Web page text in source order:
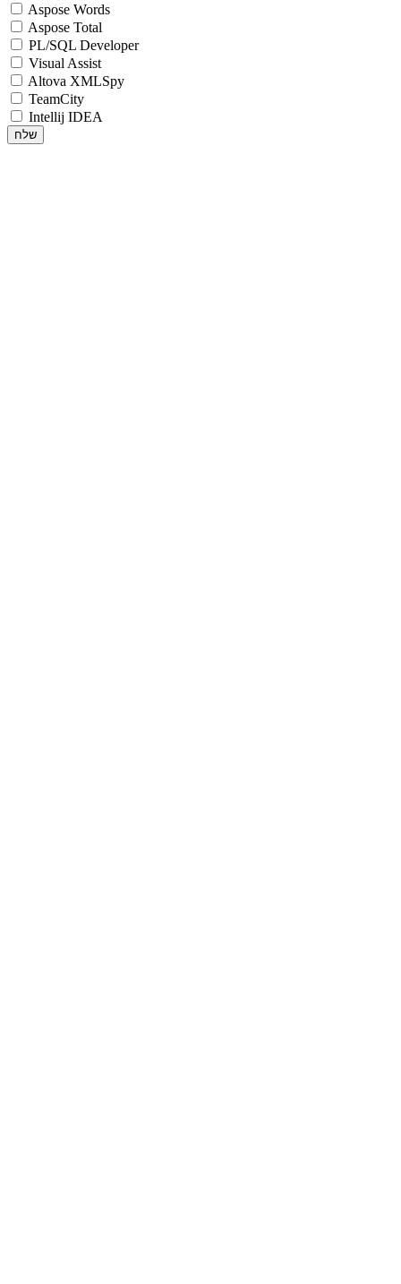
Aspose Words
Aspose Total
PL/SQL Developer
Visual Assist
Altova XMLSpy
TeamCity
Intellij IDEA